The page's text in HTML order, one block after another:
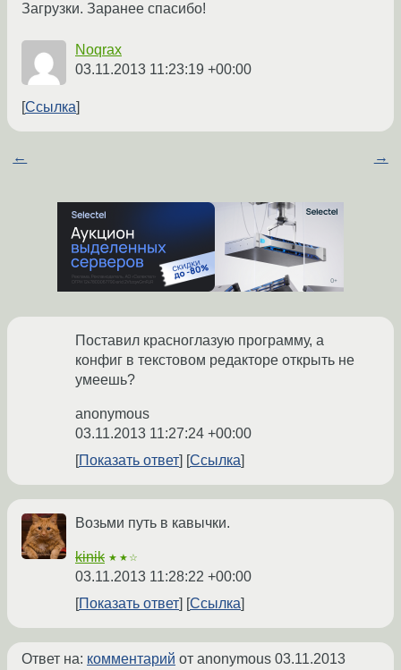
Загрузки. Заранее спасибо!
Noqrax
03.11.2013 11:23:19 +00:00
Ссылка
← →
Поставил красноглазую программу, а
конфиг в текстовом редакторе открыть не
умеешь?
anonymous
03.11.2013 11:27:24 +00:00
Показать ответ
Ссылка
Возьми путь в кавычки.
kinik ★★☆
03.11.2013 11:28:22 +00:00
Показать ответ
Ссылка
Ответ на: комментарий от anonymous 03.11.2013